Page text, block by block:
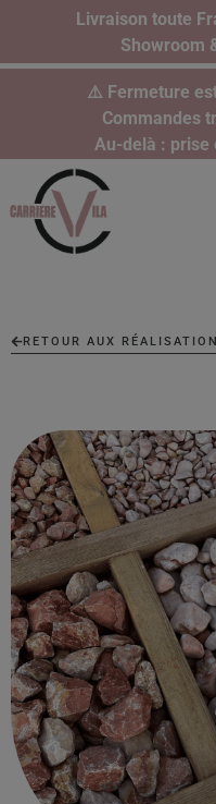
Livraison toute
Showroom
⚠️ Fermeture
Commandes
Au-delà : prise
RETOUR AUX